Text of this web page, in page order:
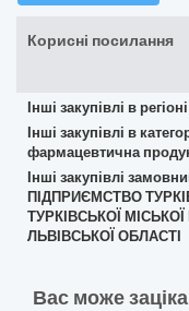
Корисні посилання
Інші закупівлі в
Інші закупівлі в
фармацевтична
Інші закупівлі
ПІДПРИЄМСТВО
ТУРКІВСЬКОЇ
ЛЬВІВСЬКОЇ ОБЛАСТІ
Вас може